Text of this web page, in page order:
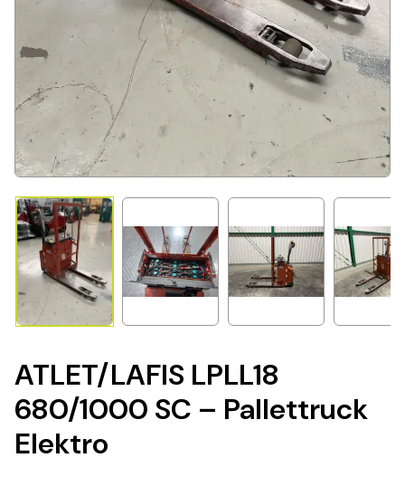
ATLET/LAFIS LPLL18
680/1000 SC – Pallettruck
Elektro